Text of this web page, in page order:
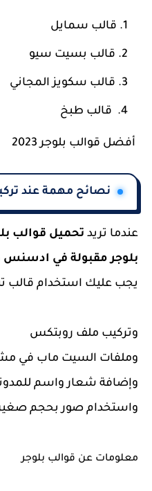
قالب سمايل
قالب بسيت سيو
قالب سكويز المجاني
قالب طبخ
أفضل قوالب بلوجر 2023
نصائح مهمة عند
عندما تريد تحميل قوالب
بلوجر مقبولة في ادسنس
يجب عليك استخدام قالب
وتركيب ملف روبتكس
وملفات السيت ماب في
وإضافة شعار واسم
واستخدام صور بحجم
معلومات عن قوالب بلوجر